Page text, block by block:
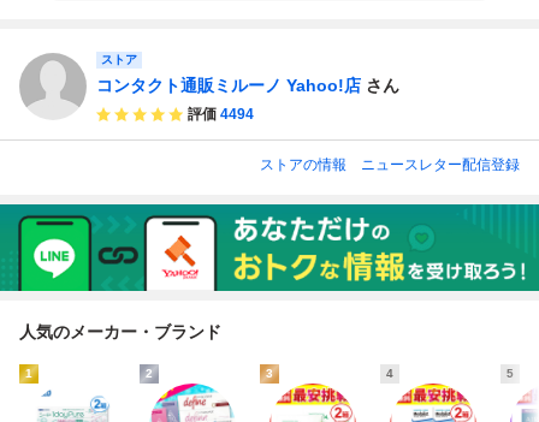
ストア
コンタクト通販ミルーノ Yahoo!店 さん
評価 4494
ストアの情報 ニュースレター配信登録
人気のメーカー・ブランド
1 2 3 4 5